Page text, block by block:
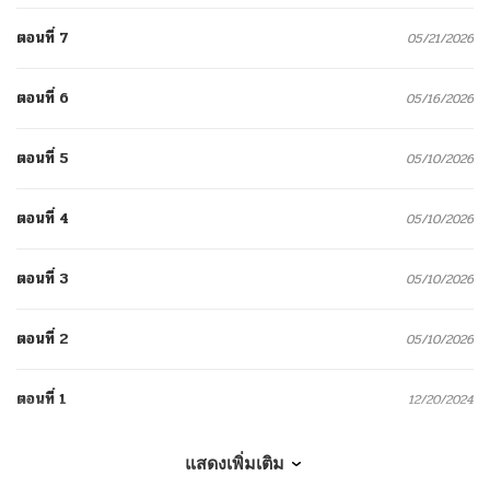
ตอนที่ 7 05/21/2026
ตอนที่ 6 05/16/2026
ตอนที่ 5 05/10/2026
ตอนที่ 4 05/10/2026
ตอนที่ 3 05/10/2026
ตอนที่ 2 05/10/2026
ตอนที่ 1 12/20/2024
แสดงเพิ่มเติม